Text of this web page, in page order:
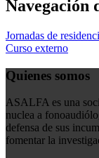
Navegación
Jornadas de
Curso externo
Quienes somos
ASALFA es una
nuclea a
defensa de sus
fomentar la